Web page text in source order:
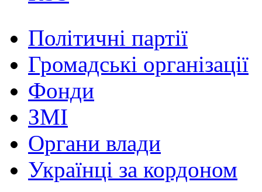
Політичні партії
Громадські організації
Фонди
ЗМІ
Органи влади
Українці за кордоном